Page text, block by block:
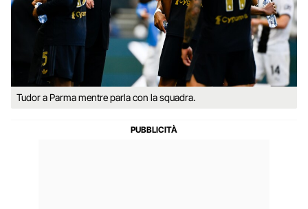
Tudor a Parma mentre parla con la squadra.